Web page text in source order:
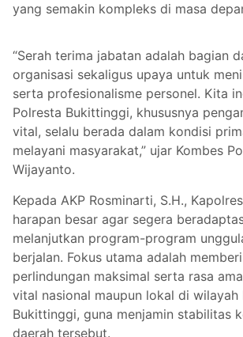
yang semakin kompleks di masa
“Serah terima jabatan adalah bagian
organisasi sekaligus upaya untuk
serta profesionalisme personel. Kita
Polresta Bukittinggi, khususnya
vital, selalu berada dalam kondisi
melayani masyarakat,” ujar Kombes
Wijayanto.
Kepada AKP Rosminarti, S.H.,
harapan besar agar segera
melanjutkan program-program
berjalan. Fokus utama adalah
perlindungan maksimal serta rasa
vital nasional maupun lokal di wilayah
Bukittinggi, guna menjamin stabilitas
daerah tersebut.